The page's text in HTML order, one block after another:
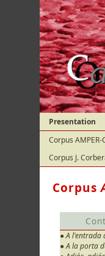
Presentation
Corpus AMPER-
Corpus J.
Corpus
● A l'entrada
● A la porta